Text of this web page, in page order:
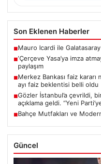
Son Eklenen Haberler
■Mauro Icardi ile
■‘Çerçeve Yasa’ya imza
paylaşım
■Merkez Bankası faiz
ayı faiz beklentisi belli oldu
■Gözler İstanbul’a çevrildi,
açıklama geldi. “Yeni
■Bahçe Mutfakları ve
Güncel